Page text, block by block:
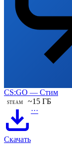
CS:GO — Стим
STEAM ~15 ГБ
Скачать
···